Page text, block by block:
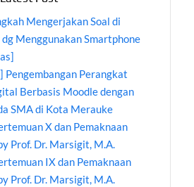
Mengerjakan Soal di
Menggunakan Smartphone
Perangkat
Berbasis Moodle dengan
SMA di Kota Merauke
X dan Pemaknaan
Prof. Dr. Marsigit, M.A.
IX dan Pemaknaan
Prof. Dr. Marsigit, M.A.